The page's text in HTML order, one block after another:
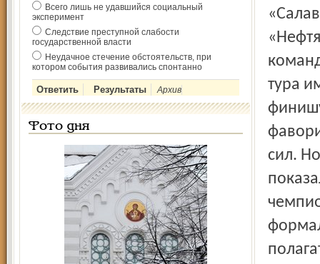
Всего лишь не удавшийся социальный
эксперимент
Следствие преступной слабости
государственной власти
Неудачное стечение обстоятельств, при
котором события развивались спонтанно
Архив
Фото дня
тура
сил.